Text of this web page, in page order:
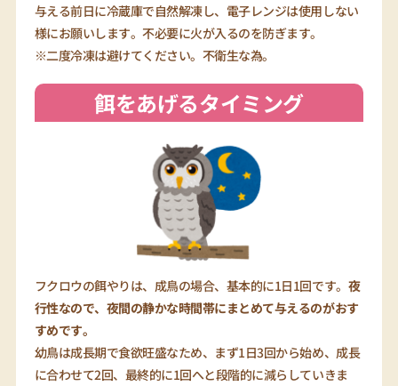
与える前日に冷蔵庫で自然解凍し、電子レンジは使用しない
様にお願いします。不必要に火が入るのを防ぎます。
※二度冷凍は避けてください。不衛生な為。
餌をあげるタイミング
フクロウの餌やりは、成鳥の場合、基本的に1日1回です。 夜
行性なので、夜間の静かな時間帯にまとめて与えるのがおす
すめです。
幼鳥は成長期で食欲旺盛なため、まず1日3回から始め、成長
に合わせて2回、最終的に1回へと段階的に減らしていきま